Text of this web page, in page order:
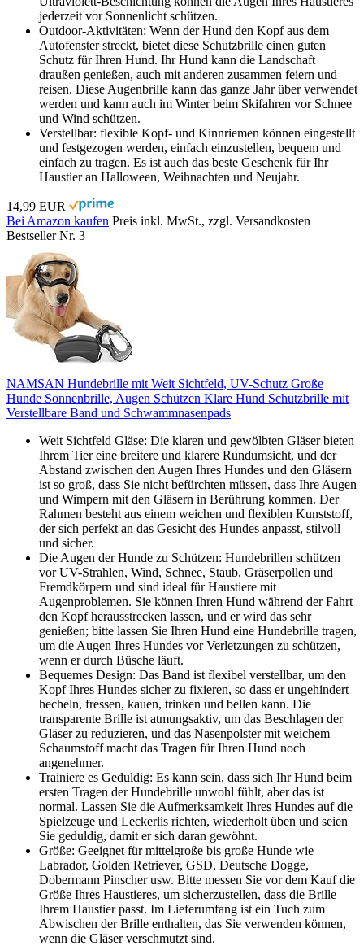
jederzeit vor Sonnenlicht schützen.
Outdoor-Aktivitäten: Wenn der Hund den Kopf aus dem
Autofenster streckt, bietet diese Schutzbrille einen guten
Schutz für Ihren Hund. Ihr Hund kann die Landschaft
draußen genießen, auch mit anderen zusammen feiern und
reisen. Diese Augenbrille kann das ganze Jahr über verwendet
werden und kann auch im Winter beim Skifahren vor Schnee
und Wind schützen.
Verstellbar: flexible Kopf- und Kinnriemen können eingestellt
und festgezogen werden, einfach einzustellen, bequem und
einfach zu tragen. Es ist auch das beste Geschenk für Ihr
Haustier an Halloween, Weihnachten und Neujahr.
14,99 EUR
Bei Amazon kaufen Preis inkl. MwSt., zzgl. Versandkosten
Bestseller Nr. 3
NAMSAN Hundebrille mit Weit Sichtfeld, UV-Schutz Große
Hunde Sonnenbrille, Augen Schützen Klare Hund Schutzbrille mit
Verstellbare Band und Schwammnasenpads
Weit Sichtfeld Gläse: Die klaren und gewölbten Gläser bieten
Ihrem Tier eine breitere und klarere Rundumsicht, und der
Abstand zwischen den Augen Ihres Hundes und den Gläsern
ist so groß, dass Sie nicht befürchten müssen, dass Ihre Augen
und Wimpern mit den Gläsern in Berührung kommen. Der
Rahmen besteht aus einem weichen und flexiblen Kunststoff,
der sich perfekt an das Gesicht des Hundes anpasst, stilvoll
und sicher.
Die Augen der Hunde zu Schützen: Hundebrillen schützen
vor UV-Strahlen, Wind, Schnee, Staub, Gräserpollen und
Fremdkörpern und sind ideal für Haustiere mit
Augenproblemen. Sie können Ihren Hund während der Fahrt
den Kopf herausstrecken lassen, und er wird das sehr
genießen; bitte lassen Sie Ihren Hund eine Hundebrille tragen,
um die Augen Ihres Hundes vor Verletzungen zu schützen,
wenn er durch Büsche läuft.
Bequemes Design: Das Band ist flexibel verstellbar, um den
Kopf Ihres Hundes sicher zu fixieren, so dass er ungehindert
hecheln, fressen, kauen, trinken und bellen kann. Die
transparente Brille ist atmungsaktiv, um das Beschlagen der
Gläser zu reduzieren, und das Nasenpolster mit weichem
Schaumstoff macht das Tragen für Ihren Hund noch
angenehmer.
Trainiere es Geduldig: Es kann sein, dass sich Ihr Hund beim
ersten Tragen der Hundebrille unwohl fühlt, aber das ist
normal. Lassen Sie die Aufmerksamkeit Ihres Hundes auf die
Spielzeuge und Leckerlis richten, wiederholt üben und seien
Sie geduldig, damit er sich daran gewöhnt.
Größe: Geeignet für mittelgroße bis große Hunde wie
Labrador, Golden Retriever, GSD, Deutsche Dogge,
Dobermann Pinscher usw. Bitte messen Sie vor dem Kauf die
Größe Ihres Haustieres, um sicherzustellen, dass die Brille
Ihrem Haustier passt. Im Lieferumfang ist ein Tuch zum
Abwischen der Brille enthalten, das Sie verwenden können,
wenn die Gläser verschmutzt sind.